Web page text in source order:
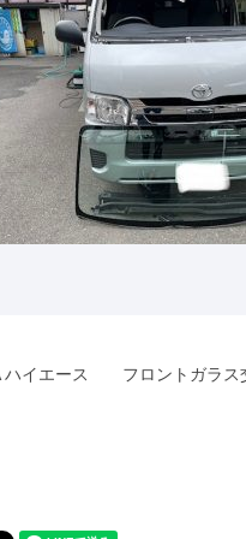
ハイエース フロントガラス